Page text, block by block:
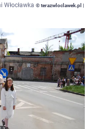
Włocławka © terazwloclawek.pl |